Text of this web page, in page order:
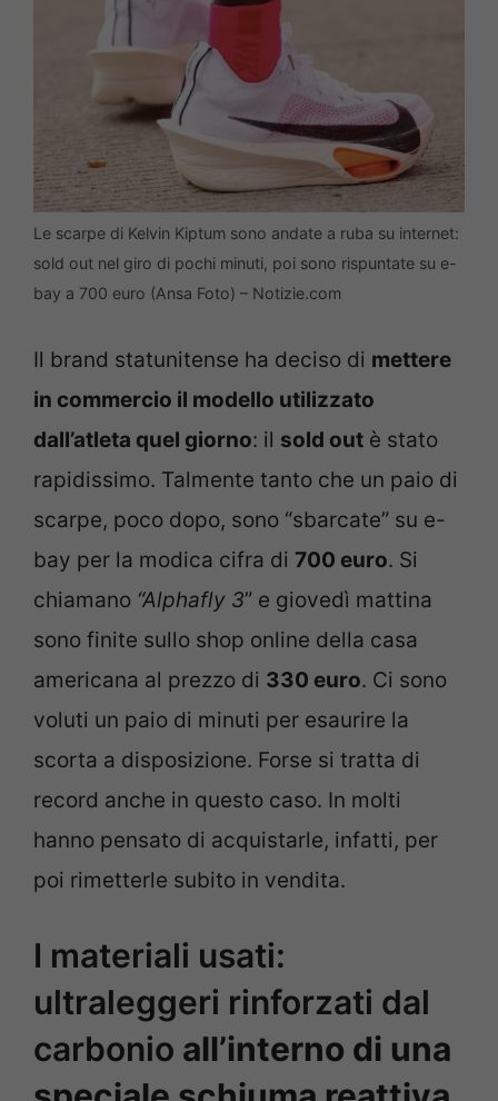
Le scarpe di Kelvin Kiptum sono andate a ruba su internet:
sold out nel giro di pochi minuti, poi sono rispuntate su e-
bay a 700 euro (Ansa Foto) – Notizie.com
Il brand statunitense ha deciso di mettere
in commercio il modello utilizzato
dall’atleta quel giorno: il sold out è stato
rapidissimo. Talmente tanto che un paio di
scarpe, poco dopo, sono “sbarcate” su e-
bay per la modica cifra di 700 euro. Si
chiamano “Alphafly 3” e giovedì mattina
sono finite sullo shop online della casa
americana al prezzo di 330 euro. Ci sono
voluti un paio di minuti per esaurire la
scorta a disposizione. Forse si tratta di
record anche in questo caso. In molti
hanno pensato di acquistarle, infatti, per
poi rimetterle subito in vendita.
I materiali usati:
ultraleggeri rinforzati dal
carbonio all’interno di una